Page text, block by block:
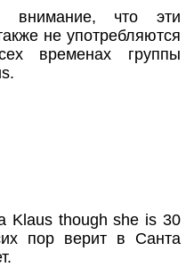
внимание, что эти
не употребляются
временах группы
Klaus though she is 30
пор верит в Санта